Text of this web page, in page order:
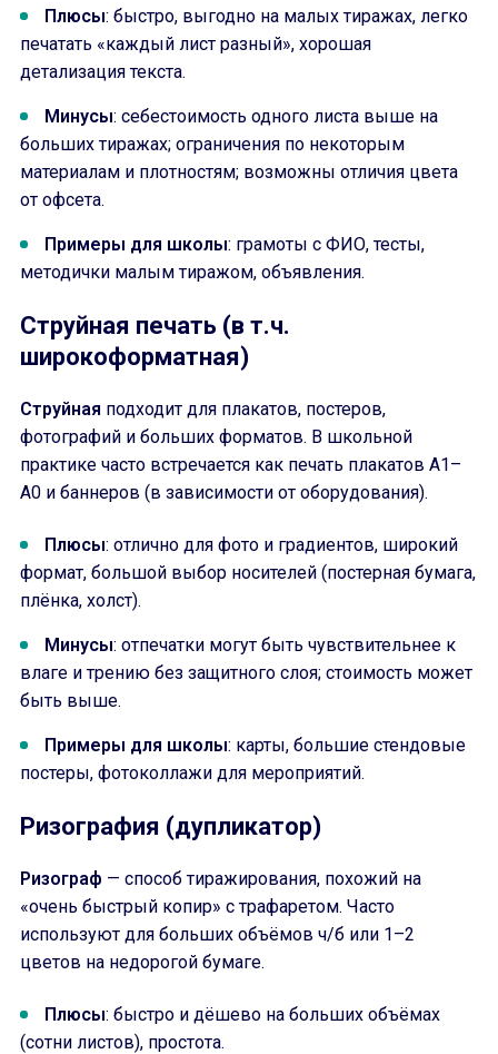
Плюсы: быстро, выгодно на малых тиражах, легко
печатать «каждый лист разный», хорошая
детализация текста.
Минусы: себестоимость одного листа выше на
больших тиражах; ограничения по некоторым
материалам и плотностям; возможны отличия цвета
от офсета.
Примеры для школы: грамоты с ФИО, тесты,
методички малым тиражом, объявления.
Струйная печать (в т.ч.
широкоформатная)
Струйная подходит для плакатов, постеров,
фотографий и больших форматов. В школьной
практике часто встречается как печать плакатов А1–
А0 и баннеров (в зависимости от оборудования).
Плюсы: отлично для фото и градиентов, широкий
формат, большой выбор носителей (постерная бумага,
плёнка, холст).
Минусы: отпечатки могут быть чувствительнее к
влаге и трению без защитного слоя; стоимость может
быть выше.
Примеры для школы: карты, большие стендовые
постеры, фотоколлажи для мероприятий.
Ризография (дупликатор)
Ризограф — способ тиражирования, похожий на
«очень быстрый копир» с трафаретом. Часто
используют для больших объёмов ч/б или 1–2
цветов на недорогой бумаге.
Плюсы: быстро и дёшево на больших объёмах
(сотни листов), простота.